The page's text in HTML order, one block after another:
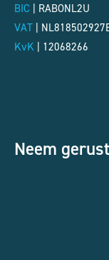
BIC | RABONL2U
VAT |
KvK | 12068266
Neem